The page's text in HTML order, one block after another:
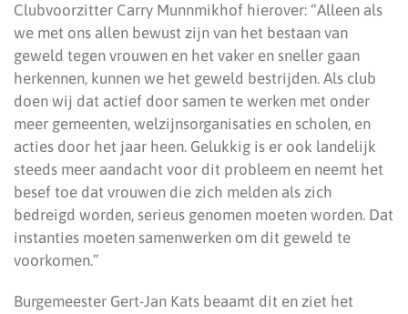
Clubvoorzitter Carry Munnmikhof hierover: “Alleen als
we met ons allen bewust zijn van het bestaan van
geweld tegen vrouwen en het vaker en sneller gaan
herkennen, kunnen we het geweld bestrijden. Als club
doen wij dat actief door samen te werken met onder
meer gemeenten, welzijnsorganisaties en scholen, en
acties door het jaar heen. Gelukkig is er ook landelijk
steeds meer aandacht voor dit probleem en neemt het
besef toe dat vrouwen die zich melden als zich
bedreigd worden, serieus genomen moeten worden. Dat
instanties moeten samenwerken om dit geweld te
voorkomen.”
Burgemeester Gert-Jan Kats beaamt dit en ziet het